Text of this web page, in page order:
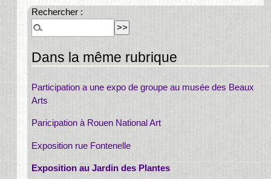
Rechercher :
Dans la même rubrique
Participation a une expo de groupe au musée des Beaux
Arts
Paricipation à Rouen National Art
Exposition rue Fontenelle
Exposition au Jardin des Plantes